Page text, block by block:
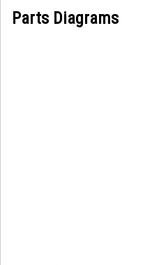
Parts Diagrams